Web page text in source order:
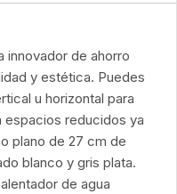
innovador de ahorro
y estética. Puedes
u horizontal para
espacios reducidos ya
plano de 27 cm de
blanco y gris plata.
de agua